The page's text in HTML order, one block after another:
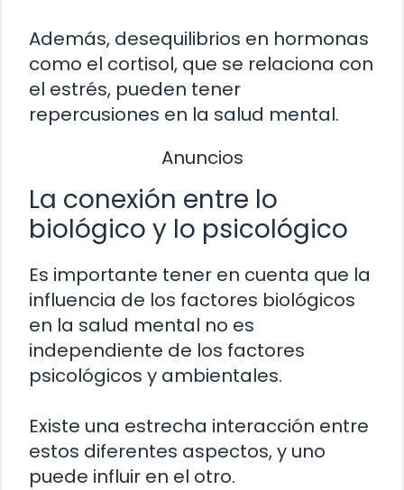
Además, desequilibrios en hormonas
como el cortisol, que se relaciona con
el estrés, pueden tener
repercusiones en la salud mental.
Anuncios
La conexión entre lo
biológico y lo psicológico
Es importante tener en cuenta que la
influencia de los factores biológicos
en la salud mental no es
independiente de los factores
psicológicos y ambientales.
Existe una estrecha interacción entre
estos diferentes aspectos, y uno
puede influir en el otro.